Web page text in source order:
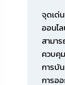
จุดเด่
ออนไ
สามา
ควบคุ
การบั
การอ